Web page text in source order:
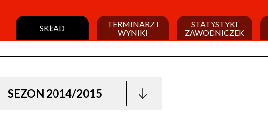
SKŁAD
TERMINARZ I
WYNIKI
STATYSTYKI
ZAWODNICZEK
SEZON 2014/2015